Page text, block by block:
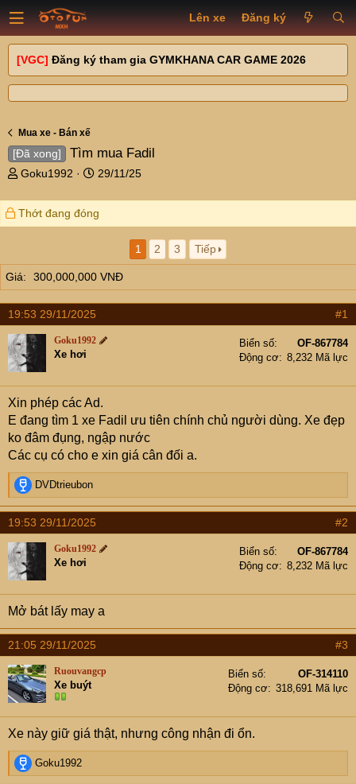
Lên xe Đăng ký
[VGC] Đăng ký tham gia GYMKHANA CAR GAME 2026
Mua xe - Bán xế
[Đã xong] Tìm mua Fadil
T
r
e
s
t
a
t
e
r
Goku1992
N
à
y
i
29/11/25
Thớt đang đóng
1 2 3 Tiếp
Giá 300,000,000 VNĐ
19:53 29/11/2025 #1
Goku1992
Xe hơi
Biển số
OF-867784
Động cơ
8,232 Mã lực
Xin phép các Ad.
E đang tìm 1 xe Fadil ưu tiên chính chủ người dùng. Xe đẹp
ko đâm đụng, ngập nước
Các cụ có cho e xin giá cân đối a.
R
e
a
c
t
i
n
s
:
DVDtrieubon
19:53 29/11/2025 #2
Goku1992
Xe hơi
Biển số
OF-867784
Động cơ
8,232 Mã lực
Mở bát lấy may a
21:05 29/11/2025 #3
Ruouvangcp
Xe buýt
Biển số
OF-314110
Động cơ
318,691 Mã lực
Xe này giữ giá thật, nhưng công nhận đi ổn.
R
e
Goku1992